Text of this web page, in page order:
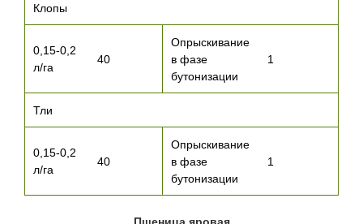
Клопы
0,15-0,2
л/га
40
Опрыскивание
в фазе
бутонизации
1
Тли
0,15-0,2
л/га
40
Опрыскивание
в фазе
бутонизации
1